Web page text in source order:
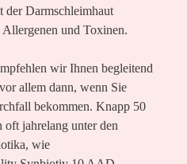
der Darmschleimhaut
und Toxinen.
wir Ihnen begleitend
allem dann, wenn Sie
bekommen. Knapp 50
oft jahrelang unter den
wie